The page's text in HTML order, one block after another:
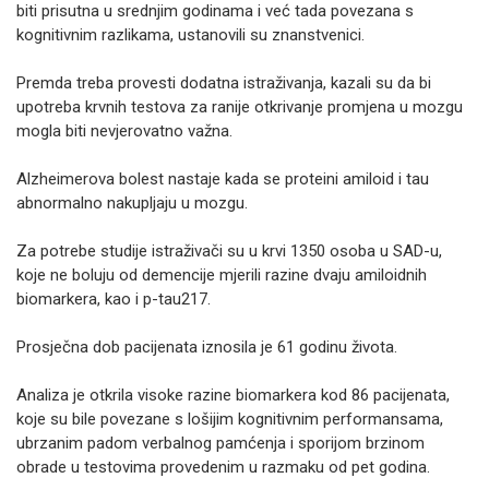
biti prisutna u srednjim godinama i već tada povezana s
kognitivnim razlikama, ustanovili su znanstvenici.
Premda treba provesti dodatna istraživanja, kazali su da bi
upotreba krvnih testova za ranije otkrivanje promjena u mozgu
mogla biti nevjerovatno važna.
Alzheimerova bolest nastaje kada se proteini amiloid i tau
abnormalno nakupljaju u mozgu.
Za potrebe studije istraživači su u krvi 1350 osoba u SAD-u,
koje ne boluju od demencije mjerili razine dvaju amiloidnih
biomarkera, kao i p-tau217.
Prosječna dob pacijenata iznosila je 61 godinu života.
Analiza je otkrila visoke razine biomarkera kod 86 pacijenata,
koje su bile povezane s lošijim kognitivnim performansama,
ubrzanim padom verbalnog pamćenja i sporijom brzinom
obrade u testovima provedenim u razmaku od pet godina.